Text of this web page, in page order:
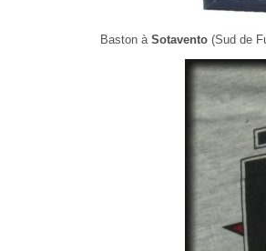
Baston àSotavento (Sud de